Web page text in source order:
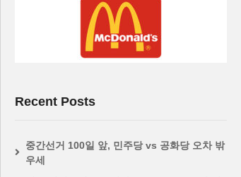
Recent Posts
중간선거 100일 앞, 민주당 vs 공화당 오차 밖
우세